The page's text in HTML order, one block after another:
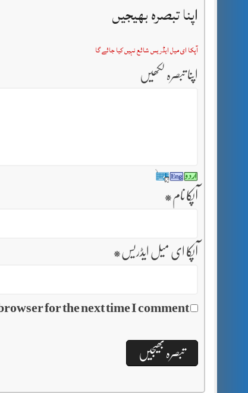
اپنا تبصرہ بھیجیں
آپکا ای میل ایڈریس شائع نہیں کیا جائے گا
اپنا تبصرہ لکھیں
آپکا نام *
آپکا ای میل ایڈریس *
for the next time I comment.